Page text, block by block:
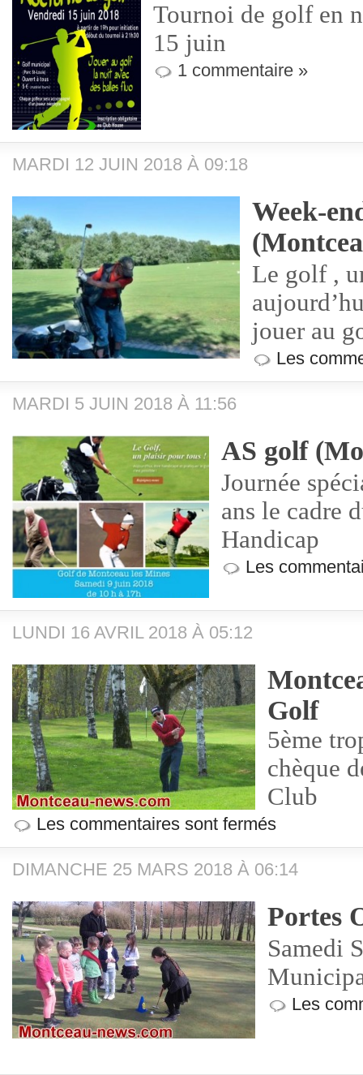
Tournoi de golf en
15 juin
1 commentaire »
MARDI 12 JUIN 2018 À 09:18
Week-
Le golf ,
jouer au
Les
MARDI 5 JUIN 2018 À 11:56
AS golf
Journée
ans le cadre
Handicap
Les
LUNDI 16 AVRIL 2018 À 05:12
Golf
5ème
chèque
Club
Les commentaires sont fermés
DIMANCHE 25 MARS 2018 À 06:14
Portes
Samedi
Les